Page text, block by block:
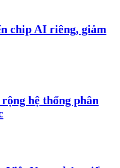
chip AI riêng, giảm
hệ thống phân